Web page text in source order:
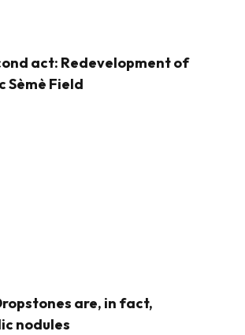
act: Redevelopment of
Sèmè Field
are, in fact,
nodules